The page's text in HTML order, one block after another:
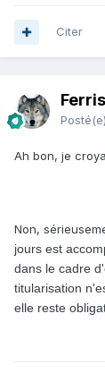
Citer
Ferris
Posté(e)
Ah bon, je
Non,
jours est
dans le cadre
titularisation
elle reste